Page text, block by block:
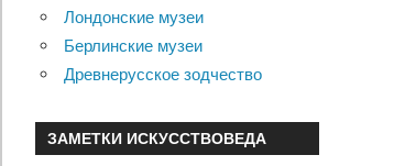
Лондонские музеи
Берлинские музеи
Древнерусское зодчество
ЗАМЕТКИ ИСКУССТВОВЕДА